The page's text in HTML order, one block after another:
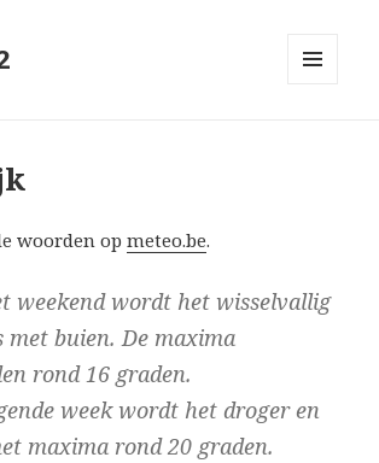
woorden opmeteo.be.
weekend wordt het wisselvallig
buien. De maxima
rond 16 graden.
week wordt het droger en
maxima rond 20 graden.